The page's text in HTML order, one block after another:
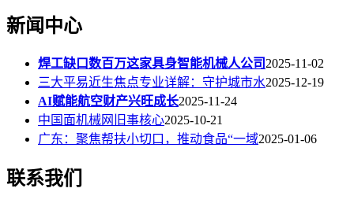
新闻中心
焊工缺口数百万这家具身智能机械人公司2025-11-02
三大平易近生焦点专业详解：守护城市水2025-12-19
AI赋能航空财产兴旺成长2025-11-24
中国面机械网旧事核心2025-10-21
广东：聚焦帮扶小切口，推动食品“一域2025-01-06
联系我们